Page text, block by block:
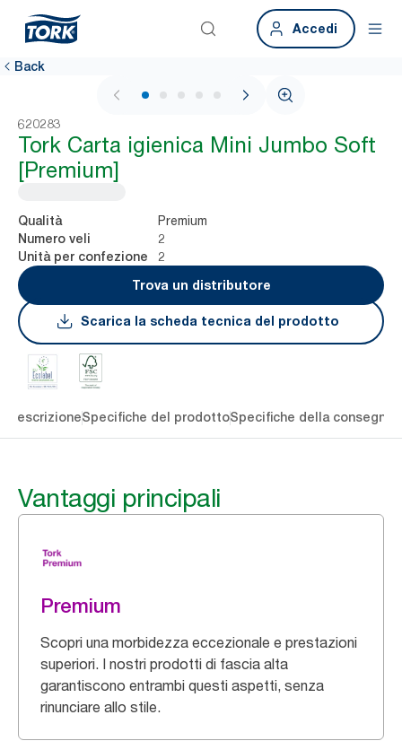
Accedi
Back
1 / 5
620283
Tork Carta igienica Mini Jumbo Soft
[Premium]
Qualità Premium
Numero veli 2
Unità per confezione
2
Trova un distributore
Scarica la scheda tecnica del prodotto
DescrizioneSpecifiche del prodottoSpecifiche della consegna
Vantaggi principali
Premium
Scopri una morbidezza eccezionale e prestazioni
superiori. I nostri prodotti di fascia alta
garantiscono entrambi questi aspetti, senza
rinunciare allo stile.